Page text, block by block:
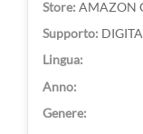
AMAZON